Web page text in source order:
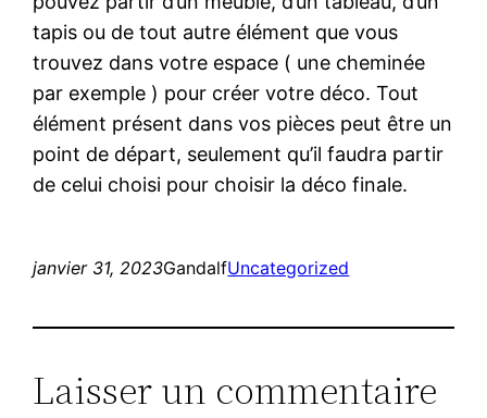
tapis ou de tout autre élément que vous
trouvez dans votre espace ( une cheminée
par exemple ) pour créer votre déco. Tout
élément présent dans vos pièces peut être un
point de départ, seulement qu’il faudra partir
de celui choisi pour choisir la déco finale.
janvier 31, 2023GandalfUncategorized
Laisser un commentaire